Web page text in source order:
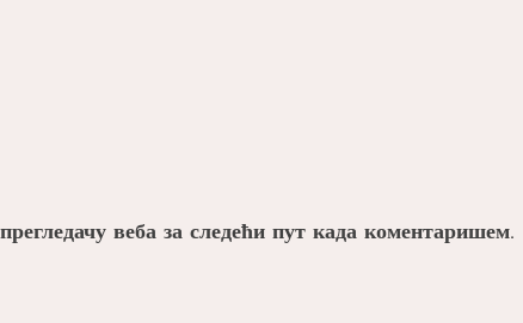
веба за следећи пут када коментаришем.